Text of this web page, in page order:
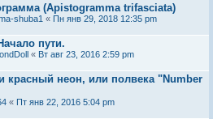
(Apistogramma trifasciata)
shuba1 « Пн янв 29, 2018 12:35 pm
пути.
« Вт авг 23, 2016 2:59 pm
красный неон, или полвека "Number
« Пт янв 22, 2016 5:04 pm